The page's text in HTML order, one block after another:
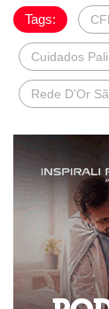
Tags:
Cuidados
Rede D'Or